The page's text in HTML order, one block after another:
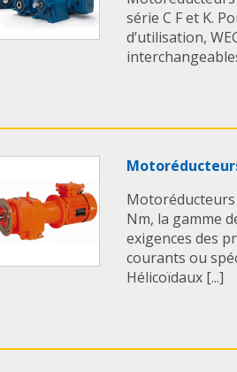
série C F et K.
d’utilisation,
Motoréducteurs
Nm, la gamme
exigences des
courants ou
Hélicoïdaux [...]